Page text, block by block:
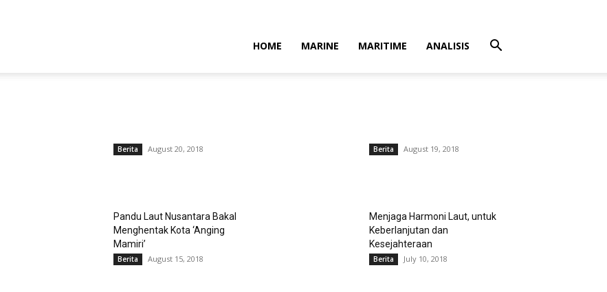
HOME MARINE MARITIME ANALISIS
Berita August 20, 2018 Berita August 19, 2018
Pandu Laut Nusantara Bakal
Menghentak Kota ‘Anging
Mamiri’
Berita August 15, 2018
Menjaga Harmoni Laut, untuk
Keberlanjutan dan
Kesejahteraan
Berita July 10, 2018